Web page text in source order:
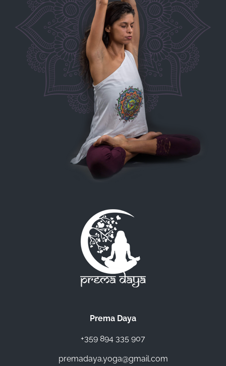
Prema Daya
+359 894 335 907
premadaya.yoga@gmail.com